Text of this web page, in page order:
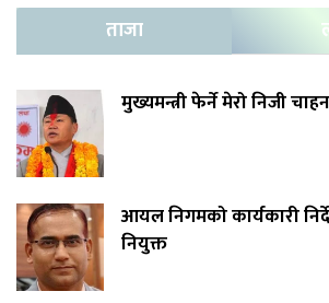
ताजा
मुख्यमन्त्री फेर्ने मेरो निजी
आयल निगमको कार्यकारी
नियुक्त